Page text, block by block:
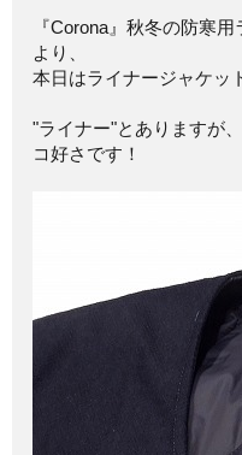
『Corona』秋冬の防寒
より、
本日はライナージャケッ
"ライナー"とありますが
コ好さです！